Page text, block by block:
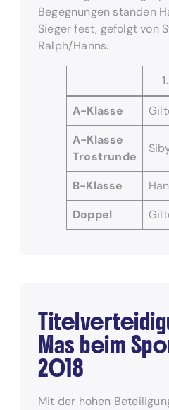
Begegnungen standen
Sieger fest, gefolgt von
Ralph/Hanns.
A-Klasse
A-Klasse
Trostrunde
B-Klasse
Doppel
Mas beim
2018
Mit der hohen